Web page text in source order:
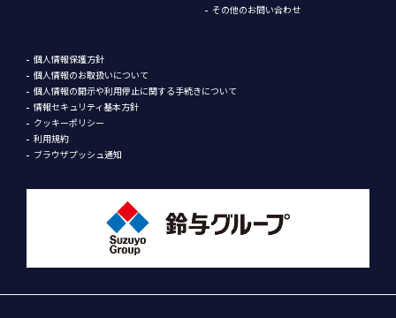
その他のお問い合わせ
個人情報保護方針
個人情報のお取扱いについて
個人情報の開示や利用停止に関する手続きについて
情報セキュリティ基本方針
クッキーポリシー
利用規約
ブラウザプッシュ通知